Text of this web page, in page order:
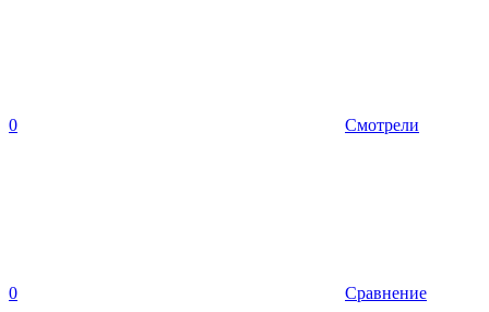
0 Смотрели
0 Сравнение